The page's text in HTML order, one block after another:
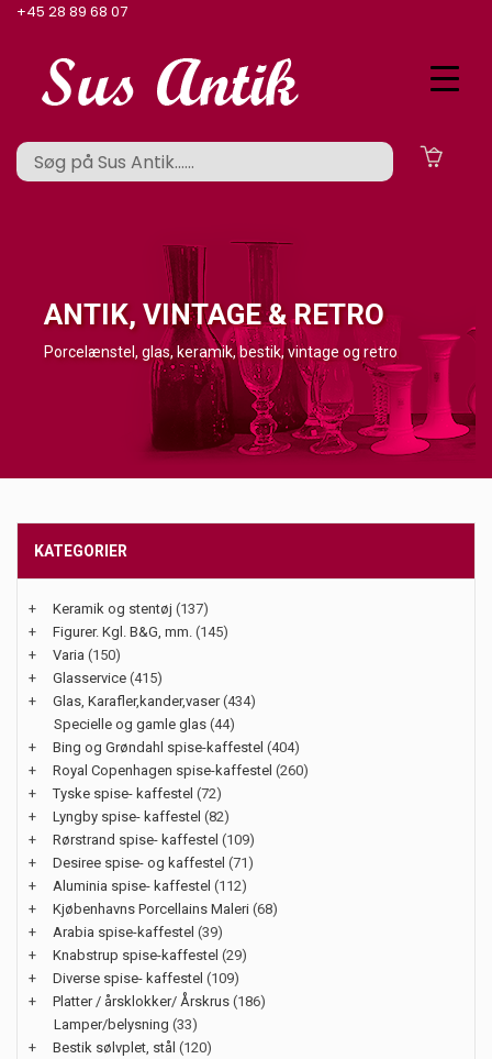
+45 28 89 68 07
ANTIK, VINTAGE & RETRO
Porcelænstel, glas, keramik, bestik, vintage og retro
KATEGORIER
+ Keramik og stentøj (137)
+
Figurer. Kgl. B&G, mm. (145)
+
Varia (150)
+
Glasservice (415)
+
Glas, Karafler,kander,vaser(434)
Specielle og gamle glas (44)
+
Bing og Grøndahl spise-kaffestel (404)
+
Royal Copenhagen spise-kaffestel (260)
+
Tyske spise- kaffestel (72)
+
Lyngby spise- kaffestel (82)
+
Rørstrand spise- kaffestel (109)
+
Desiree spise- og kaffestel (71)
+
Aluminia spise- kaffestel (112)
+
Kjøbenhavns Porcellains Maleri (68)
+
Arabia spise-kaffestel (39)
+
Knabstrup spise-kaffestel (29)
+
Diverse spise- kaffestel (109)
+
Platter / årsklokker/ Årskrus (186)
Lamper/belysning (33)
+
Bestik sølvplet, stål (120)